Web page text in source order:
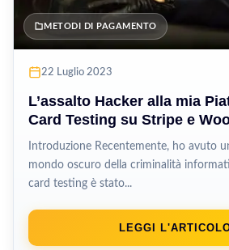
METODI DI PAGAMENTO
22 Luglio 2023
L’assalto Hacker alla mia
Card Testing su Stripe e
Introduzione Recentemente, ho avuto
mondo oscuro della criminalità
card testing è stato...
LEGGI